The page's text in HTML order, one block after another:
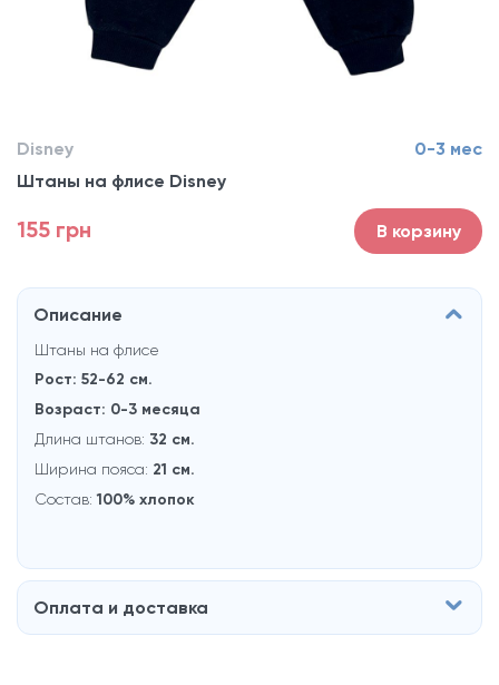
Disney
0-3 мес
Штаны на флисе Disney
155 грн В корзину
Описание
Штаны на флисе
Рост: 52-62 см.
Возраст: 0-3 месяцa
Длина штанов: 32 см.
Ширина пояса: 21 см.
Состав:100% хлопок
Оплата и доставка